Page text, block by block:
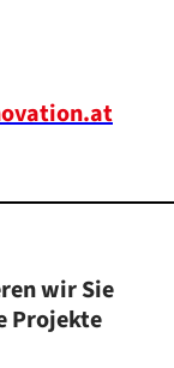
wir Sie
Projekte